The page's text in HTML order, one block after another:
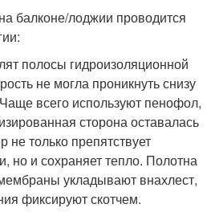
балконе/лоджии проводится
полосы гидроизоляционной
не могла проникнуть снизу
всего используют пенофол,
сторона оставалась
не только препятствует
но и сохраняет тепло. Полотна
укладывают внахлест,
фиксируют скотчем.